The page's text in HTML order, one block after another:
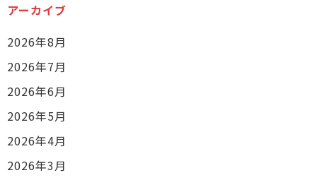
アーカイブ
2026年8月
2026年7月
2026年6月
2026年5月
2026年4月
2026年3月